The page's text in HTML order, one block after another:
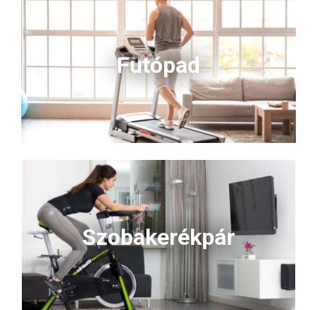
Futópad
Szobakerékpár